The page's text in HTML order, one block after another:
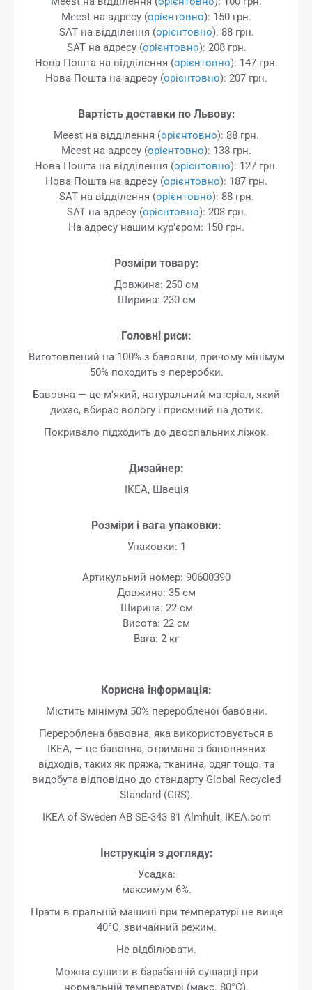
Meest на адресу (орієнтовно): 150 грн.
SAT на відділення (орієнтовно): 88 грн.
SAT на адресу (орієнтовно): 208 грн.
Нова Пошта на відділення (орієнтовно): 147 грн.
Нова Пошта на адресу (орієнтовно): 207 грн.
Вартість доставки по Львову:
Meest на відділення (орієнтовно): 88 грн.
Meest на адресу (орієнтовно): 138 грн.
Нова Пошта на відділення (орієнтовно): 127 грн.
Нова Пошта на адресу (орієнтовно): 187 грн.
SAT на відділення (орієнтовно): 88 грн.
SAT на адресу (орієнтовно): 208 грн.
На адресу нашим кур'єром: 150 грн.
Розміри товару:
Довжина: 250 см
Ширина: 230 см
Головні риси:
Виготовлений на 100% з бавовни, причому мінімум
50% походить з переробки.
Бавовна — це м'який, натуральний матеріал, який
дихає, вбирає вологу і приємний на дотик.
Покривало підходить до двоспальних ліжок.
Дизайнер:
ІКЕА, Швеція
Розміри і вага упаковки:
Упаковки: 1
Артикульний номер: 90600390
Довжина: 35 см
Ширина: 22 см
Висота: 22 см
Вага: 2 кг
Корисна інформація:
Містить мінімум 50% переробленої бавовни.
Перероблена бавовна, яка використовується в
IKEA, — це бавовна, отримана з бавовняних
відходів, таких як пряжа, тканина, одяг тощо, та
видобута відповідно до стандарту Global Recycled
Standard (GRS).
IKEA of Sweden AB SE-343 81 Älmhult, IKEA.com
Інструкція з догляду:
Усадка:
максимум 6%.
Прати в пральній машині при температурі не вище
40°C, звичайний режим.
Не відбілювати.
Можна сушити в барабанній сушарці при
нормальній температурі (макс. 80°C).